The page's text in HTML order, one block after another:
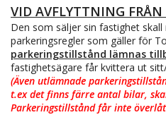
VID AVFLYTTNING FRÅN
Den som säljer sin fastighet
parkeringsregler som gäller för
parkeringstillstånd lämnas
fastighetsägare får kvittera ut
(Även utlämnade
t.ex det finns färre antal bilar,
Parkeringstillstånd får inte